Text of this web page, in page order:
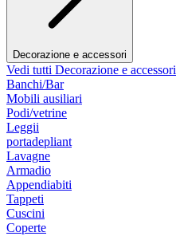
Decorazione e accessori
Vedi tutti Decorazione e accessori
Banchi/Bar
Mobili ausiliari
Podi/vetrine
Leggii
portadepliant
Lavagne
Armadio
Appendiabiti
Tappeti
Cuscini
Coperte